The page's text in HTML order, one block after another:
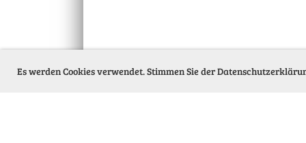
Es werden Cookies verwendet. Stimmen Sie der